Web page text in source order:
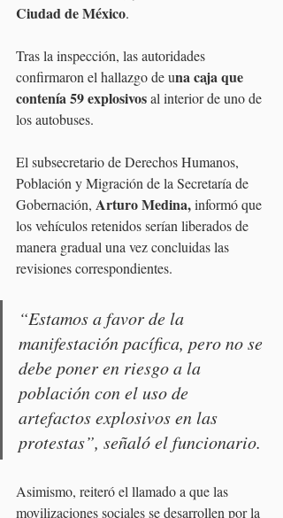
Ciudad de México.
Tras la inspección, las autoridades
confirmaron el hallazgo de una caja que
contenía 59 explosivos al interior de uno de
los autobuses.
El subsecretario de Derechos Humanos,
Población y Migración de la Secretaría de
Gobernación, Arturo Medina, informó que
los vehículos retenidos serían liberados de
manera gradual una vez concluidas las
revisiones correspondientes.
“Estamos a favor de la
manifestación pacífica, pero no se
debe poner en riesgo a la
población con el uso de
artefactos explosivos en las
protestas”, señaló el funcionario.
Asimismo, reiteró el llamado a que las
movilizaciones sociales se desarrollen por la